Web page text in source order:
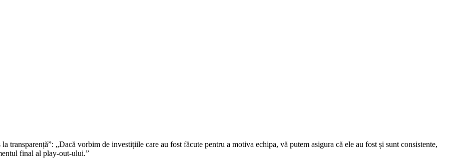
transparență”: „Dacă vorbim de investițiile care au fost făcute pentru a motiva echipa, vă putem asigura că ele au fost și sunt consistente,
final al play-out-ului.”